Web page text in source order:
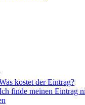
kostet der Eintrag?
finde meinen Eintrag